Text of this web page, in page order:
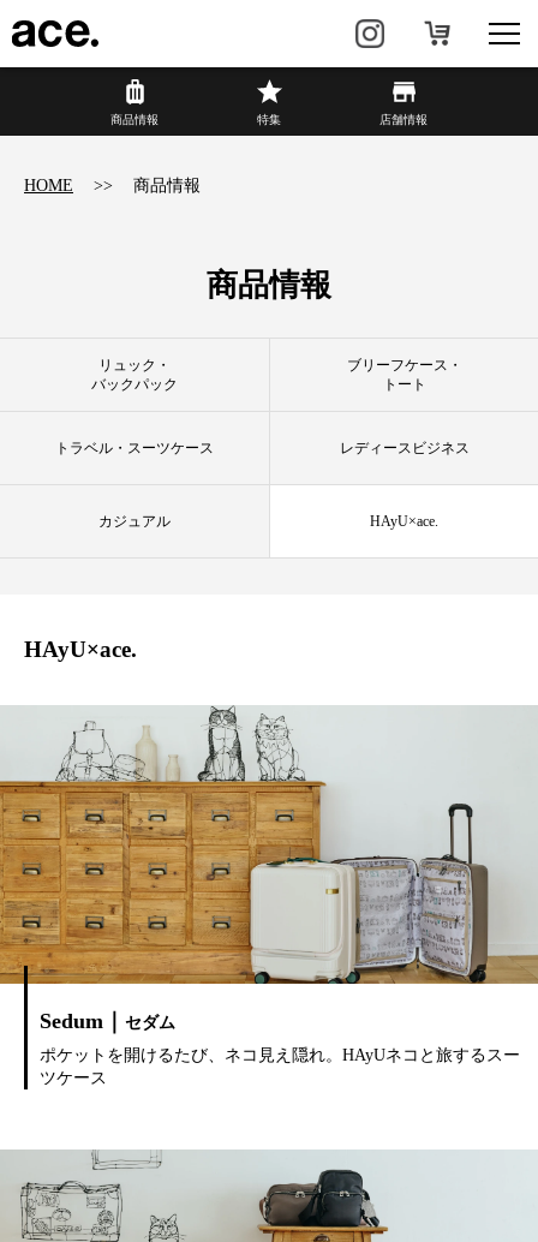
商品情報
バックパック
オンラインストア
商品情報 特集 店舗情報
HOME 商品情報
商品情報
リュック・
バックパック
ブリーフケース・
トート
トラベル・スーツケース レディースビジネス
カジュアル HAyU×ace.
HAyU×ace.
Sedum｜
セダム
ポケットを開けるたび、ネコ見え隠れ。HAyUネコと旅するスー
ツケース